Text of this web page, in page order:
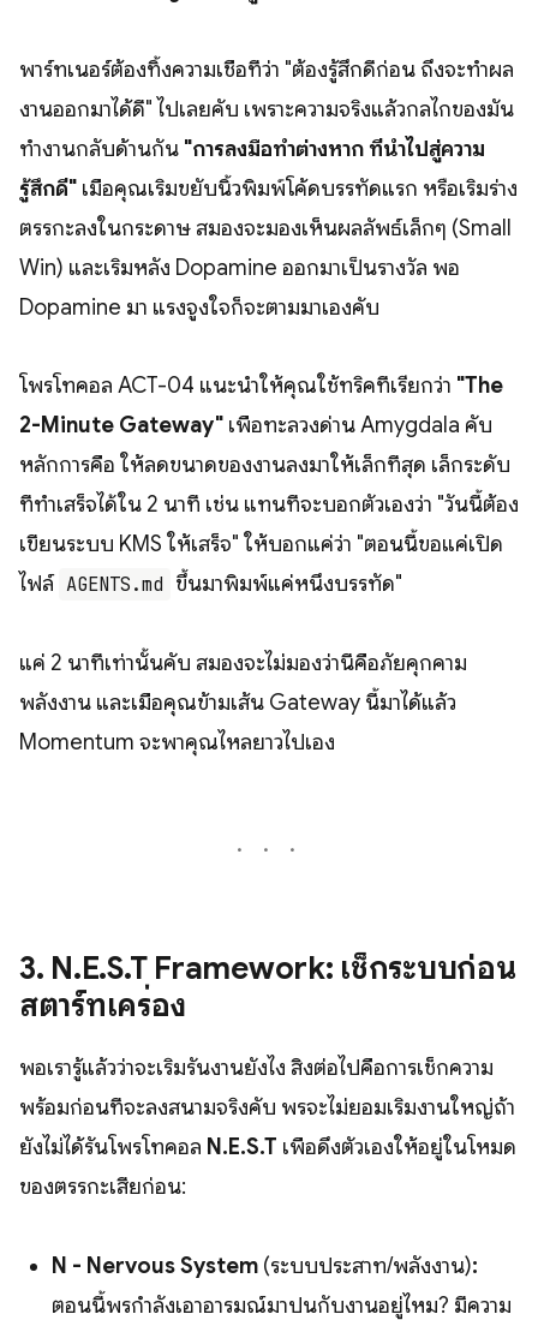
พาร์ทเนอร์ต้องทิ้งความเชื่อที่ว่า "ต้องรู้สึกดีก่อน ถึงจะทำผล
งานออกมาได้ดี" ไปเลยคับ เพราะความจริงแล้วกลไกของมัน
ทำงานกลับด้านกัน "การลงมือทำต่างหาก ที่นำไปสู่ความ
รู้สึกดี" เมื่อคุณเริ่มขยับนิ้วพิมพ์โค้ดบรรทัดแรก หรือเริ่มร่าง
ตรรกะลงในกระดาษ สมองจะมองเห็นผลลัพธ์เล็กๆ (Small
Win) และเริ่มหลั่ง Dopamine ออกมาเป็นรางวัล พอ
Dopamine มา แรงจูงใจก็จะตามมาเองคับ
โพรโทคอล ACT-04 แนะนำให้คุณใช้ทริคที่เรียกว่า "The
2-Minute Gateway" เพื่อทะลวงด่าน Amygdala คับ
หลักการคือ ให้ลดขนาดของงานลงมาให้เล็กที่สุด เล็กระดับ
ที่ทำเสร็จได้ใน 2 นาที เช่น แทนที่จะบอกตัวเองว่า "วันนี้ต้อง
เขียนระบบ KMS ให้เสร็จ" ให้บอกแค่ว่า "ตอนนี้ขอแค่เปิด
ไฟล์ AGENTS.md ขึ้นมาพิมพ์แค่หนึ่งบรรทัด"
แค่ 2 นาทีเท่านั้นคับ สมองจะไม่มองว่านี่คือภัยคุกคาม
พลังงาน และเมื่อคุณข้ามเส้น Gateway นี้มาได้แล้ว
Momentum จะพาคุณไหลยาวไปเอง
3. N.E.S.T Framework: เช็กระบบก่อน
สตาร์ทเครื่อง
พอเรารู้แล้วว่าจะเริ่มรันงานยังไง สิ่งต่อไปคือการเช็กความ
พร้อมก่อนที่จะลงสนามจริงคับ พรจะไม่ยอมเริ่มงานใหญ่ถ้า
ยังไม่ได้รันโพรโทคอล N.E.S.T เพื่อดึงตัวเองให้อยู่ในโหมด
ของตรรกะเสียก่อน:
N - Nervous System (ระบบประสาท/พลังงาน):
ตอนนี้พรกำลังเอาอารมณ์มาปนกับงานอยู่ไหม? มีความ